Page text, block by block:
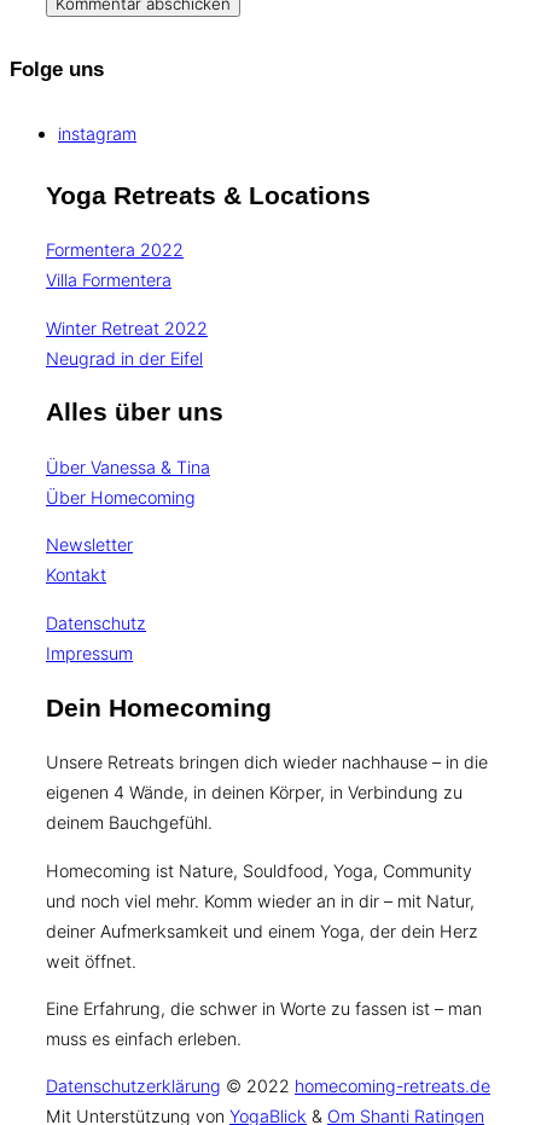
Folge uns
instagram
Yoga Retreats & Locations
Formentera 2022
Villa Formentera
Winter Retreat 2022
Neugrad in der Eifel
Alles über uns
Über Vanessa & Tina
Über Homecoming
Newsletter
Kontakt
Datenschutz
Impressum
Dein Homecoming
Unsere Retreats bringen dich wieder nachhause – in die
eigenen 4 Wände, in deinen Körper, in Verbindung zu
deinem Bauchgefühl.
Homecoming ist Nature, Souldfood, Yoga, Community
und noch viel mehr. Komm wieder an in dir – mit Natur,
deiner Aufmerksamkeit und einem Yoga, der dein Herz
weit öffnet.
Eine Erfahrung, die schwer in Worte zu fassen ist – man
muss es einfach erleben.
Datenschutzerklärung © 2022 homecoming-retreats.de
Mit Unterstützung von YogaBlick & Om Shanti Ratingen